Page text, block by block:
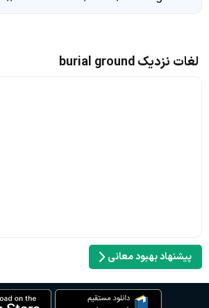
لغات نزدیک burial ground
پیشنهاد بهبود معانی